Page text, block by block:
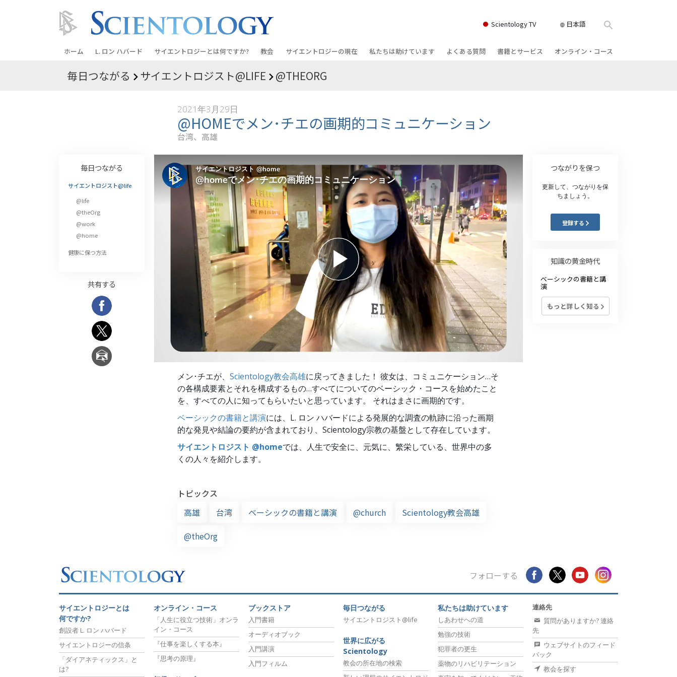
Scientology TV 日本語
ホーム L. ロン ハバード サイエントロジーとは何ですか?
信条と実践
サイエントロジストたちが語るサイエ
ントロジー
サイエントロジストに会いましょう
教会の内部
サイエントロジーの基本原理
ダイアネティックスの紹介
偉大さとは何か?
教会
教会を探す
上級
オーガニゼーション
フリーウィンズ
サイエントロジーを
世界にもたらす
サイエントロジーの現在
グランド・オープニング
デビッド･ミスキャベッジ氏—
Scientologyの教会指導者
私たちは助けています
クリミノン
真実を知ってください：薬物
ユナイテッド･フォー･ヒューマンライ
ツ
市民の人権擁護の会
サイエントロジー･ボランティア･ミニ
スター
よくある質問
サイエントロジーの組織
書籍とサービス
一般向け講演
初級のサービス
オンライン・コース
病気やけがのためのアシスト
高潔さと正直さ
結婚
感情のトーン・スケール
薬物に対する解決策
子ども
職場のためのツール
エシックスとコンディション
抑圧の原因
調査
広報活動の基礎
毎日つながる サイエントロジスト@LIFE @THEORG
2021年3月29日
@HOMEでメン･チエの画期的コミュニケーション
台湾、高雄
メン･チエが、 Scientology教会高雄に戻ってきました！ 彼女は、コミュニケーション…そ
の各構成要素とそれを構成するもの…すべてについてのベーシック・コースを始めたこと
を、すべての人に知ってもらいたいと思っています。 それはまさに画期的です。
ベーシックの書籍と講演には、L. ロン ハバードによる発展的な調査の軌跡に沿った画期
的な発見や結論の要約が含まれており、Scientology宗教の基盤として存在しています。
サイエントロジスト @homeでは、人生で安全に、元気に、繁栄している、世界中の多
くの人々を紹介します。
トピックス
高雄
台湾 ベーシックの書籍と講演 @church
Scientology教会高雄
@theOrg
毎日つながる
サイエントロジスト@life
@life
@theOrg
@work
@home
健康に保つ方法
共有する
つながりを保つ
更新して、つながりを保
ちましょう。
登録する
知識の黄金時代
ベーシックの書籍と講
演
もっと詳しく知る
フォローする
サイエントロジーとは
何ですか?
創設者 L. ロン ハバード
サイエントロジーの信条
「ダイアネティックス」と
は?
オンライン・コース
「人生に役立つ技術」オンラ
イン・コース
『仕事を楽しくする本』
『思考の原理』
ブックストア
入門書籍
オーディオブック
入門講演
入門フィルム
毎日つながる
サイエントロジスト@life
世界に広がる
Scientology
教会の所在地の検索
私たちは助けています
しあわせへの道
勉強の技術
犯罪者の更生
薬物のリハビリテーション
連絡先
質問がありますか? 連絡
先
ウェブサイトのフィード
バック
教会を探す